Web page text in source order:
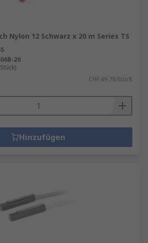
Nylon 12 Schwarz x 20 m Series TS
20
CHF.49.78/Stück
Hinzufügen